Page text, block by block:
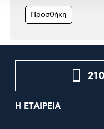
Προσθήκη
Η ΕΤΑΙΡΕΙΑ